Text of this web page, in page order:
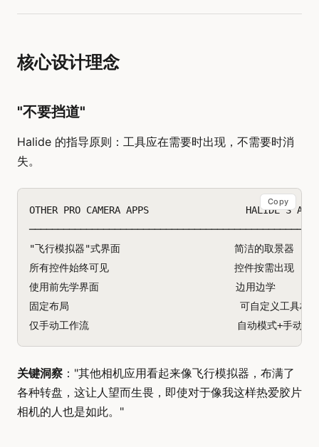
核心设计理念
"不要挡道"
Halide 的指导原则：工具应在需要时出现，不需要时消
失。
OTHER PRO CAMERA APPS                 HALIDE'S
"飞行模拟器"式界面                    简洁的取景器
所有控件始终可见                      控件按需出现
使用前先学界面                        边用边学
固定布局                              可自定义工具栏
Copy
关键洞察 ："其他相机应用看起来像飞行模拟器，布满了
各种转盘，这让人望而生畏，即使对于像我这样热爱胶片
相机的人也是如此。"